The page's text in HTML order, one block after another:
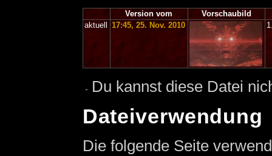
Version vom
Vorschaubild
aktuell
17:45, 25. Nov. 2010
Du kannst diese Datei
Dateiverwendung
Die folgende Seite